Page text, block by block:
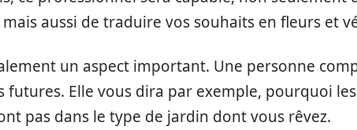
aussi de traduire vos souhaits en fleurs et
un aspect important. Une personne
futures. Elle vous dira par exemple, pourquoi
pas dans le type de jardin dont vous rêvez.